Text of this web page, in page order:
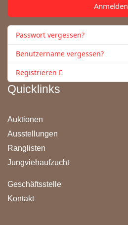
Quicklinks
Auktionen
Ausstellungen
Ranglisten
Jungviehaufzucht
Geschäftsstelle
Kontakt
Anmelden
Passwort vergessen?
Benutzername vergessen?
Registrieren